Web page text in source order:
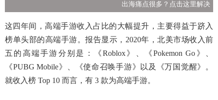
出海痛点很多？点击这里解决
这四年间，高端手游收入占比的大幅提升，主要得益于跻入
榜单头部的高端手游。报告显示，2020年，北美市场收入前
五的高端手游分别是：《Roblox》、《Pokemon Go》、
《PUBG Mobile》、《使命召唤手游》以及《万国觉醒》。
就收入榜 Top 10 而言，有 3 款为高端手游。